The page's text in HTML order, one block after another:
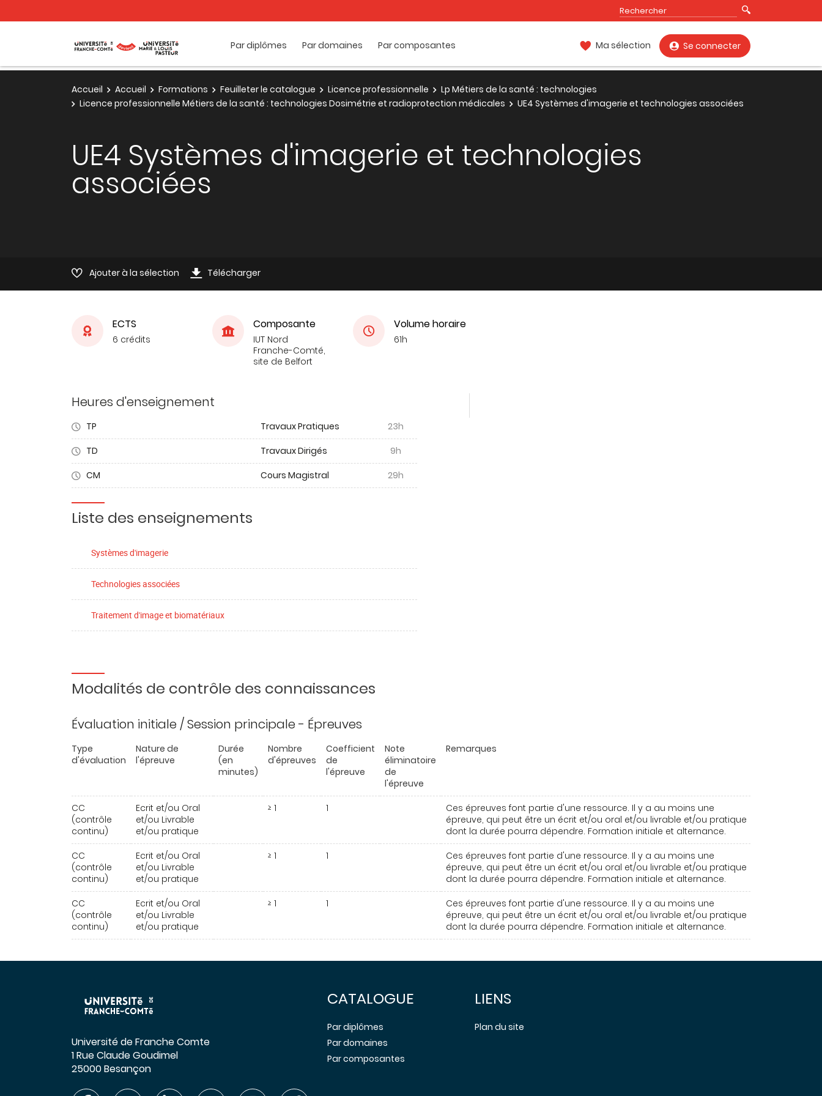
Par diplômes Par domaines Par composantes Ma sélection Se connecter
Accueil Accueil Formations Feuilleter le catalogue Licence professionnelle
Lp Métiers de la santé : technologies
Licence professionnelle Métiers de la santé : technologies Dosimétrie et radioprotection médicales
UE4 Systèmes d'imagerie et technologies associées
UE4 Systèmes d'imagerie et technologies
associées
Ajouter à la sélection Télécharger
ECTS
6 crédits
Composante
IUT Nord
Franche-Comté,
site de Belfort
Volume horaire
61h
Heures d'enseignement
TP Travaux Pratiques
23h
TD
Travaux Dirigés
9h
CM
Cours Magistral 29h
Liste des enseignements
Systèmes d'imagerie
Technologies associées
Traitement d'image et biomatériaux
Modalités de contrôle des connaissances
Évaluation initiale / Session principale - Épreuves
Type
d'évaluation
Nature de
l'épreuve
Durée
(en
minutes)
Nombre
d'épreuves
Coefficient
de
l'épreuve
Note
éliminatoire
de
l'épreuve
Remarques
CC
(contrôle
continu)
Ecrit et/ou Oral
et/ou Livrable
et/ou pratique
≥ 1 1
Ces épreuves font partie d'une ressource. Il y a au moins une
épreuve, qui peut être un écrit et/ou oral et/ou livrable et/ou pratique
dont la durée pourra dépendre. Formation initiale et alternance.
CC
(contrôle
continu)
Ecrit et/ou Oral
et/ou Livrable
et/ou pratique
≥ 1 1
Ces épreuves font partie d'une ressource. Il y a au moins une
épreuve, qui peut être un écrit et/ou oral et/ou livrable et/ou pratique
dont la durée pourra dépendre. Formation initiale et alternance.
CC
(contrôle
continu)
Ecrit et/ou Oral
et/ou Livrable
et/ou pratique
≥ 1 1
Ces épreuves font partie d'une ressource. Il y a au moins une
épreuve, qui peut être un écrit et/ou oral et/ou livrable et/ou pratique
dont la durée pourra dépendre. Formation initiale et alternance.
Université de Franche Comte
1 Rue Claude Goudimel
25000 Besançon
CATALOGUE
Par diplômes
Par domaines
Par composantes
LIENS
Plan du site